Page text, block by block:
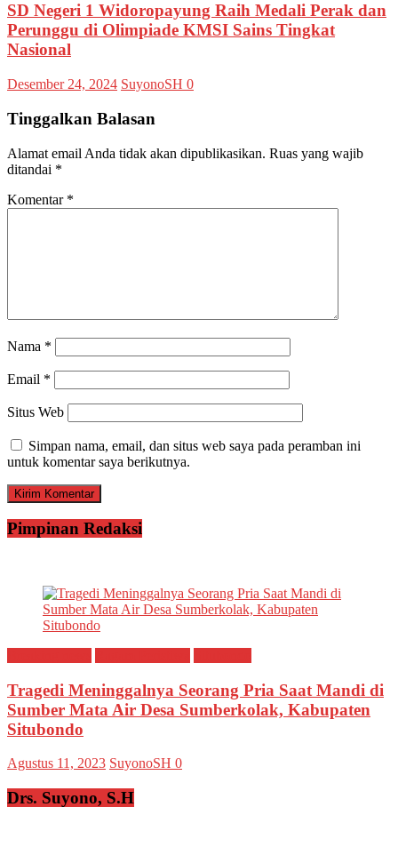
SD Negeri 1 Widoropayung Raih Medali Perak dan
Perunggu di Olimpiade KMSI Sains Tingkat
Nasional
Desember 24, 2024 SuyonoSH 0
Tinggalkan Balasan
Alamat email Anda tidak akan dipublikasikan. Ruas yang wajib
ditandai *
Komentar *
Nama *
Email *
Situs Web
Simpan nama, email, dan situs web saya pada peramban ini
untuk komentar saya berikutnya.
Pimpinan Redaksi
Tragedi Meninggalnya Seorang Pria Saat Mandi di
Sumber Mata Air Desa Sumberkolak, Kabupaten
Situbondo
Agustus 11, 2023 SuyonoSH 0
Drs. Suyono, S.H